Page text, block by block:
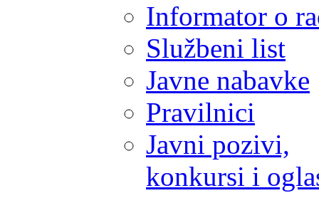
Informator o
Službeni list
Javne nabavke
Pravilnici
Javni pozivi,
konkursi i